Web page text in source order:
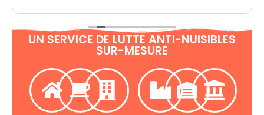
UN SERVICE DE LUTTE ANTI-NUISIBLES
SUR-MESURE